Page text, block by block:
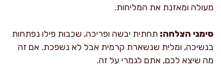
מעולה ומאזנת את המליחות.
סימני הצלחה: תחתית יבשה ופריכה, שכבות פילו נפתחות
בנשיכה, ומלית שנשארת קרמית אבל לא נשפכת. אם זה
מה שיצא לכם, אתם לגמרי על זה.